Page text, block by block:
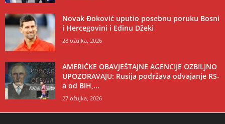
Novak Đoković uputio posebnu poruku Bosni
i Hercegovini i Edinu Džeki
28 ožujka, 2026
AMERIČKE OBAVJEŠTAJNE AGENCIJE OZBILJNO
UPOZORAVAJU: Rusija podržava odvajanje RS-
a od BiH,...
27 ožujka, 2026